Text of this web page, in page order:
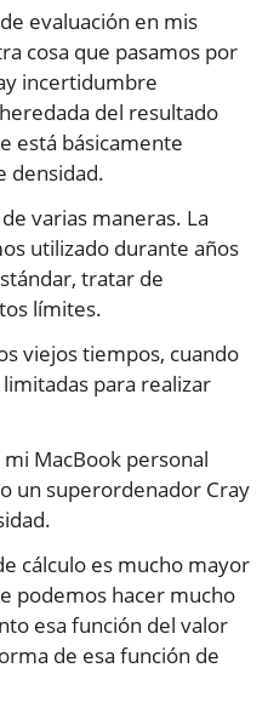
evaluación en mis
cosa que pasamos por
incertidumbre
del resultado
está básicamente
densidad.
varias maneras. La
utilizado durante años
tratar de
límites.
viejos tiempos, cuando
para realizar
MacBook personal
un superordenador Cray
cálculo es mucho mayor
podemos hacer mucho
esa función del valor
de esa función de